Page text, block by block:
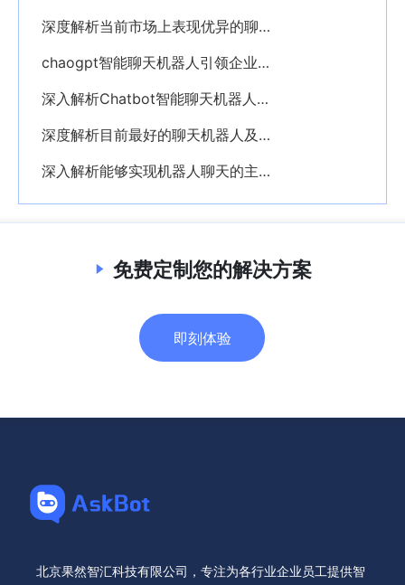
深度解析当前市场上表现优异的聊天机器人解决方案
chaogpt智能聊天机器人引领企业数字化智能变革的未来
深入解析Chatbot智能聊天机器人技术及其企业应用价值
深度解析目前最好的聊天机器人及其行业应用价值
深入解析能够实现机器人聊天的主要软件平台与应用
免费定制您的解决方案
即刻体验
北京果然智汇科技有限公司，专注为各行业企业员工提供智